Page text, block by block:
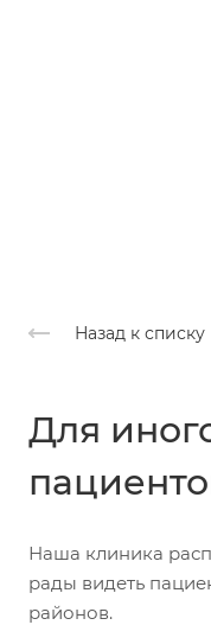
Назад к списку
Для
Наша клиника
рады видеть
районов.